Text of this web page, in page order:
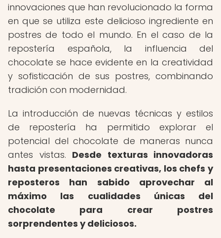
innovaciones que han revolucionado la forma
en que se utiliza este delicioso ingrediente en
postres de todo el mundo. En el caso de la
repostería española, la influencia del
chocolate se hace evidente en la creatividad
y sofisticación de sus postres, combinando
tradición con modernidad.
La introducción de nuevas técnicas y estilos
de repostería ha permitido explorar el
potencial del chocolate de maneras nunca
antes vistas. Desde texturas innovadoras
hasta presentaciones creativas, los chefs y
reposteros han sabido aprovechar al
máximo las cualidades únicas del
chocolate para crear postres
sorprendentes y deliciosos.